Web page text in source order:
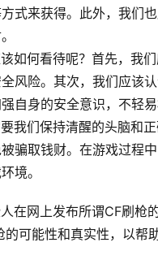
式来获得。此外，我们
如何看待呢？首先，我
风险。其次，我们应该
自身的安全意识，不轻
我们保持清醒的头脑和
骗取钱财。在游戏过程
境。
在网上发布所谓CF刷
可能性和真实性，以帮